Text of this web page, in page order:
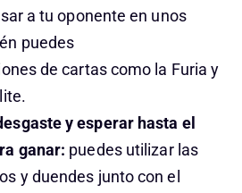
a tu oponente en unos
puedes
de cartas como la Furia y
y esperar hasta el
ganar: puedes utilizar las
y duendes junto con el